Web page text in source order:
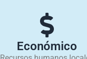
Económico